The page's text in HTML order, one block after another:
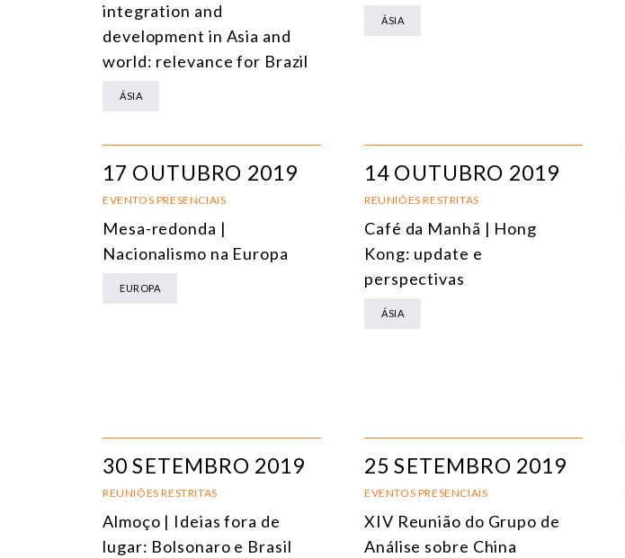
integration and
development in Asia and
world: relevance for Brazil
ÁSIA
ÁSIA
17 OUTUBRO 2019
EVENTOS PRESENCIAIS
Mesa-redonda |
Nacionalismo na Europa
EUROPA
14 OUTUBRO 2019
REUNIÕES RESTRITAS
Café da Manhã | Hong
Kong: update e
perspectivas
ÁSIA
30 SETEMBRO 2019
REUNIÕES RESTRITAS
Almoço | Ideias fora de
lugar: Bolsonaro e Brasil
25 SETEMBRO 2019
EVENTOS PRESENCIAIS
XIV Reunião do Grupo de
Análise sobre China